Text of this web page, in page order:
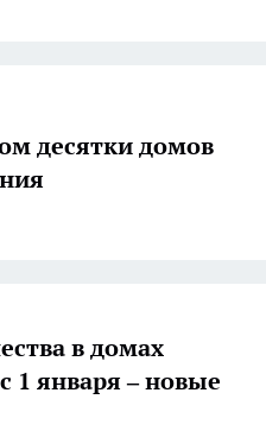
десятки домов
в домах
1 января – новые